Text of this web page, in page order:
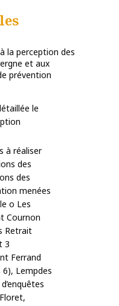
la perception des
et aux
prévention
le
à réaliser
des
des
menées
o Les
Cournon
Retrait
3
Ferrand
6), Lempdes